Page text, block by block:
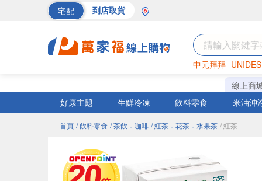
宅配 到店取貨
中元拜拜
巧克力 罐頭
線上商
好康主題
生鮮冷凍 飲料零食 米油沖
首頁 / 飲料零食 / 茶飲．咖啡 / 紅茶．花茶．水果茶 / 紅茶